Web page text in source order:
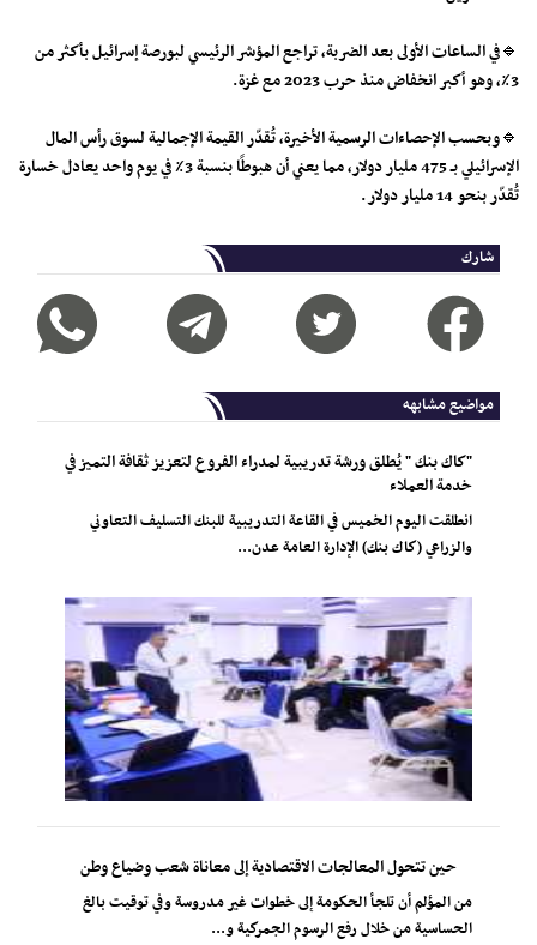
🔹في الساعات الأولى بعد الضربة، تراجع المؤشر الرئيسي لبورصة إسرائيل بأكثر من
3٪، وهو أكبر انخفاض منذ حرب 2023 مع غزة.
🔹وبحسب الإحصاءات الرسمية الأخيرة، تُقدّر القيمة الإجمالية لسوق رأس المال
الإسرائيلي بـ 475 مليار دولار، مما يعني أن هبوطًا بنسبة 3٪ في يوم واحد يعادل خسارة
تُقدّر بنحو 14 مليار دولار.
شارك
مواضيع مشابهه
"كاك بنك " يُطلق ورشة تدريبية لمدراء الفروع لتعزيز ثقافة التميز في
خدمة العملاء
انطلقت اليوم الخميس في القاعة التدريبية للبنك التسليف التعاوني
والزراعي (كاك بنك) الإدارة العامة عدن...
حين تتحول المعالجات الاقتصادية إلى معاناة شعب وضياع وطن
من المؤلم أن تلجأ الحكومة إلى خطوات غير مدروسة وفي توقيت بالغ
الحساسية من خلال رفع الرسوم الجمركية و...